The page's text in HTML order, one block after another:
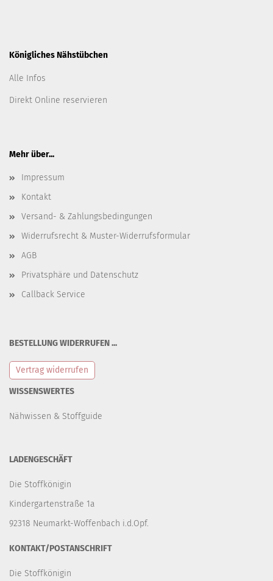
Königliches Nähstübchen
Alle Infos
Direkt Online reservieren
Mehr über...
Impressum
Kontakt
Versand- & Zahlungsbedingungen
Widerrufsrecht & Muster-Widerrufsformular
AGB
Privatsphäre und Datenschutz
Callback Service
BESTELLUNG WIDERRUFEN ...
Vertrag widerrufen
WISSENSWERTES
Nähwissen & Stoffguide
LADENGESCHÄFT
Die Stoffkönigin
Kindergartenstraße 1a
92318 Neumarkt-Woffenbach i.d.Opf.
KONTAKT/POSTANSCHRIFT
Die Stoffkönigin